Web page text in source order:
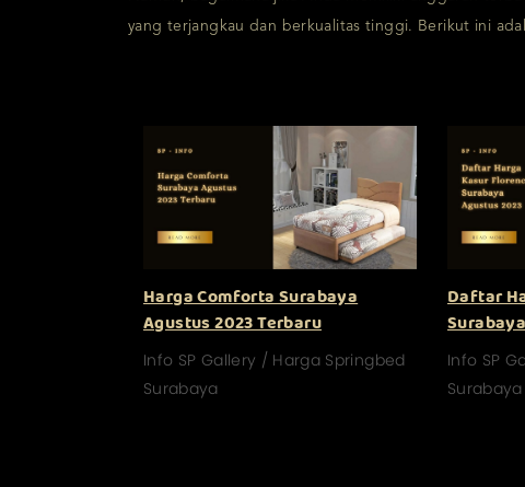
yang terjangkau dan berkualitas tinggi. Berikut ini
Harga Comforta Surabaya
Agustus 2023 Terbaru
Info SP Gallery / Harga Springbed
Surabaya
Daftar
Info SP
Surabaya